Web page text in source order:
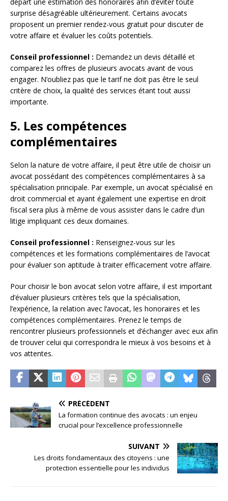
surprise désagréable ultérieurement. Certains avocats
proposent un premier rendez-vous gratuit pour discuter de
votre affaire et évaluer les coûts potentiels.
Conseil professionnel : Demandez un devis détaillé et
comparez les offres de plusieurs avocats avant de vous
engager. N’oubliez pas que le tarif ne doit pas être le seul
critère de choix, la qualité des services étant tout aussi
importante.
5. Les compétences
complémentaires
Selon la nature de votre affaire, il peut être utile de choisir un
avocat possédant des compétences complémentaires à sa
spécialisation principale. Par exemple, un avocat spécialisé en
droit commercial et ayant également une expertise en droit
fiscal sera plus à même de vous assister dans le cadre d’un
litige impliquant ces deux domaines.
Conseil professionnel : Renseignez-vous sur les
compétences et les formations complémentaires de l’avocat
pour évaluer son aptitude à traiter efficacement votre affaire.
Pour choisir le bon avocat selon votre affaire, il est important
d’évaluer plusieurs critères tels que la spécialisation,
l’expérience, la relation avec l’avocat, les honoraires et les
compétences complémentaires. Prenez le temps de
rencontrer plusieurs professionnels et d’échanger avec eux afin
de trouver celui qui correspondra le mieux à vos besoins et à
vos attentes.
PRÉCÉDENT
La formation continue des avocats : un enjeu
crucial pour l’excellence professionnelle
SUIVANT
Les droits fondamentaux des citoyens : une
protection essentielle pour les individus